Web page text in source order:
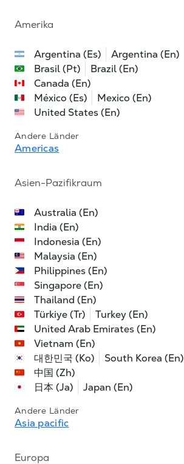
Amerika
Argentina (Es)
Argentina (En)
Brasil (Pt)
Brazil (En)
Canada (En)
México (Es)
Mexico (En)
United States (En)
Andere Länder
Americas
Asien-Pazifikraum
Australia (En)
India (En)
Indonesia (En)
Malaysia (En)
Philippines (En)
Singapore (En)
Thailand (En)
Türkiye (Tr)
Turkey (En)
United Arab Emirates (En)
Vietnam (En)
대한민국 (Ko)
South Korea (En)
中国 (Zh)
日本 (Ja)
Japan (En)
Andere Länder
Asia pacific
Europa